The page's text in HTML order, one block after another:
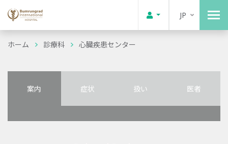
JP
ホーム 診療科 心臓疾患センター
案内 症状 扱い 医者